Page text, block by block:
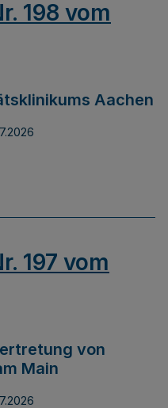
198 vom
Aachen
197 vom
von
Main